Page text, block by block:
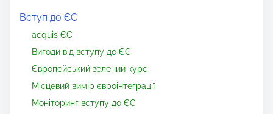
Вступ до ЄС
acquis ЄС
Вигоди від вступу до ЄС
Європейський зелений курс
Місцевий вимір євроінтеграції
Моніторинг вступу до ЄС